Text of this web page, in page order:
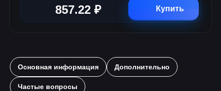
857.22 ₽ Купить
Основная информация Дополнительно
Частые вопросы